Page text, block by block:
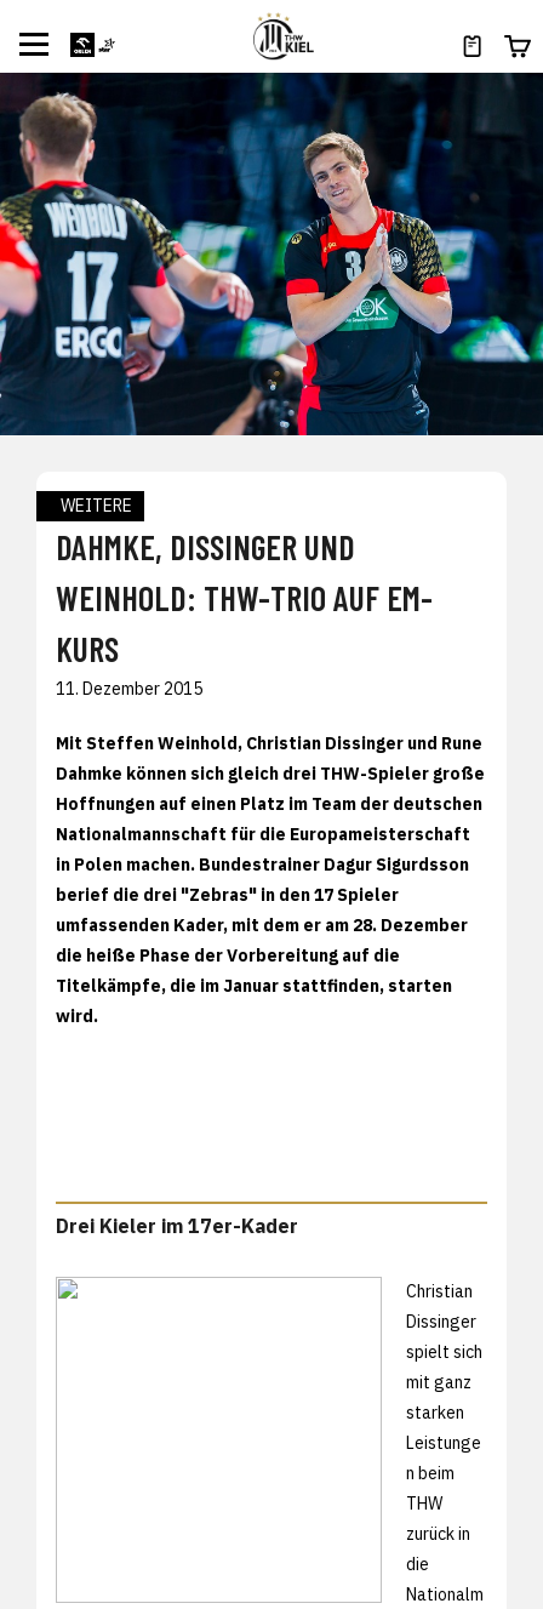
WEITERE
DAHMKE, DISSINGER UND
WEINHOLD: THW-TRIO AUF EM-
KURS
11. Dezember 2015
Mit Steffen Weinhold, Christian Dissinger und Rune
Dahmke können sich gleich drei THW-Spieler große
Hoffnungen auf einen Platz im Team der deutschen
Nationalmannschaft für die Europameisterschaft
in Polen machen. Bundestrainer Dagur Sigurdsson
berief die drei "Zebras" in den 17 Spieler
umfassenden Kader, mit dem er am 28. Dezember
die heiße Phase der Vorbereitung auf die
Titelkämpfe, die im Januar stattfinden, starten
wird.
Drei Kieler im 17er-Kader
Christian
Dissinger
spielt sich
mit ganz
starken
Leistunge
n beim
THW
zurück in
die
Nationalm